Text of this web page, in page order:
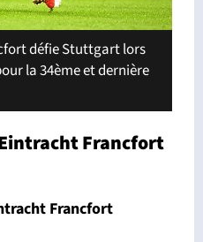
défie Stuttgart lors
la 34ème et dernière
Francfort
Francfort